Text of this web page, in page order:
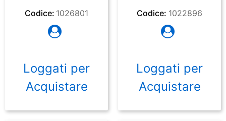
Codice: 1026801
Loggati per
Acquistare
Codice: 1022896
Loggati per
Acquistare